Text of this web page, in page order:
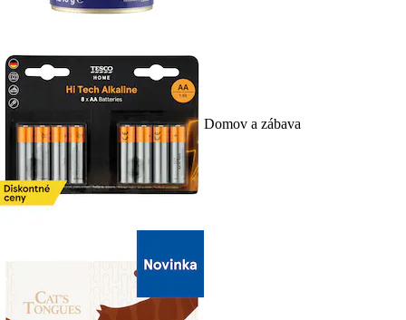
Domov a zábava